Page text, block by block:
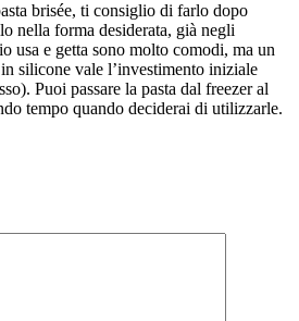
brisée, ti consiglio di farlo dopo
nella forma desiderata, già negli
usa e getta sono molto comodi, ma un
silicone vale l’investimento iniziale
Puoi passare la pasta dal freezer al
tempo quando deciderai di utilizzarle.